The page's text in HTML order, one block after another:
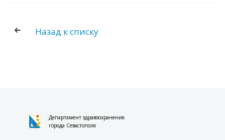
Назад к списку
Департамент здравоохранения
города Севастополя